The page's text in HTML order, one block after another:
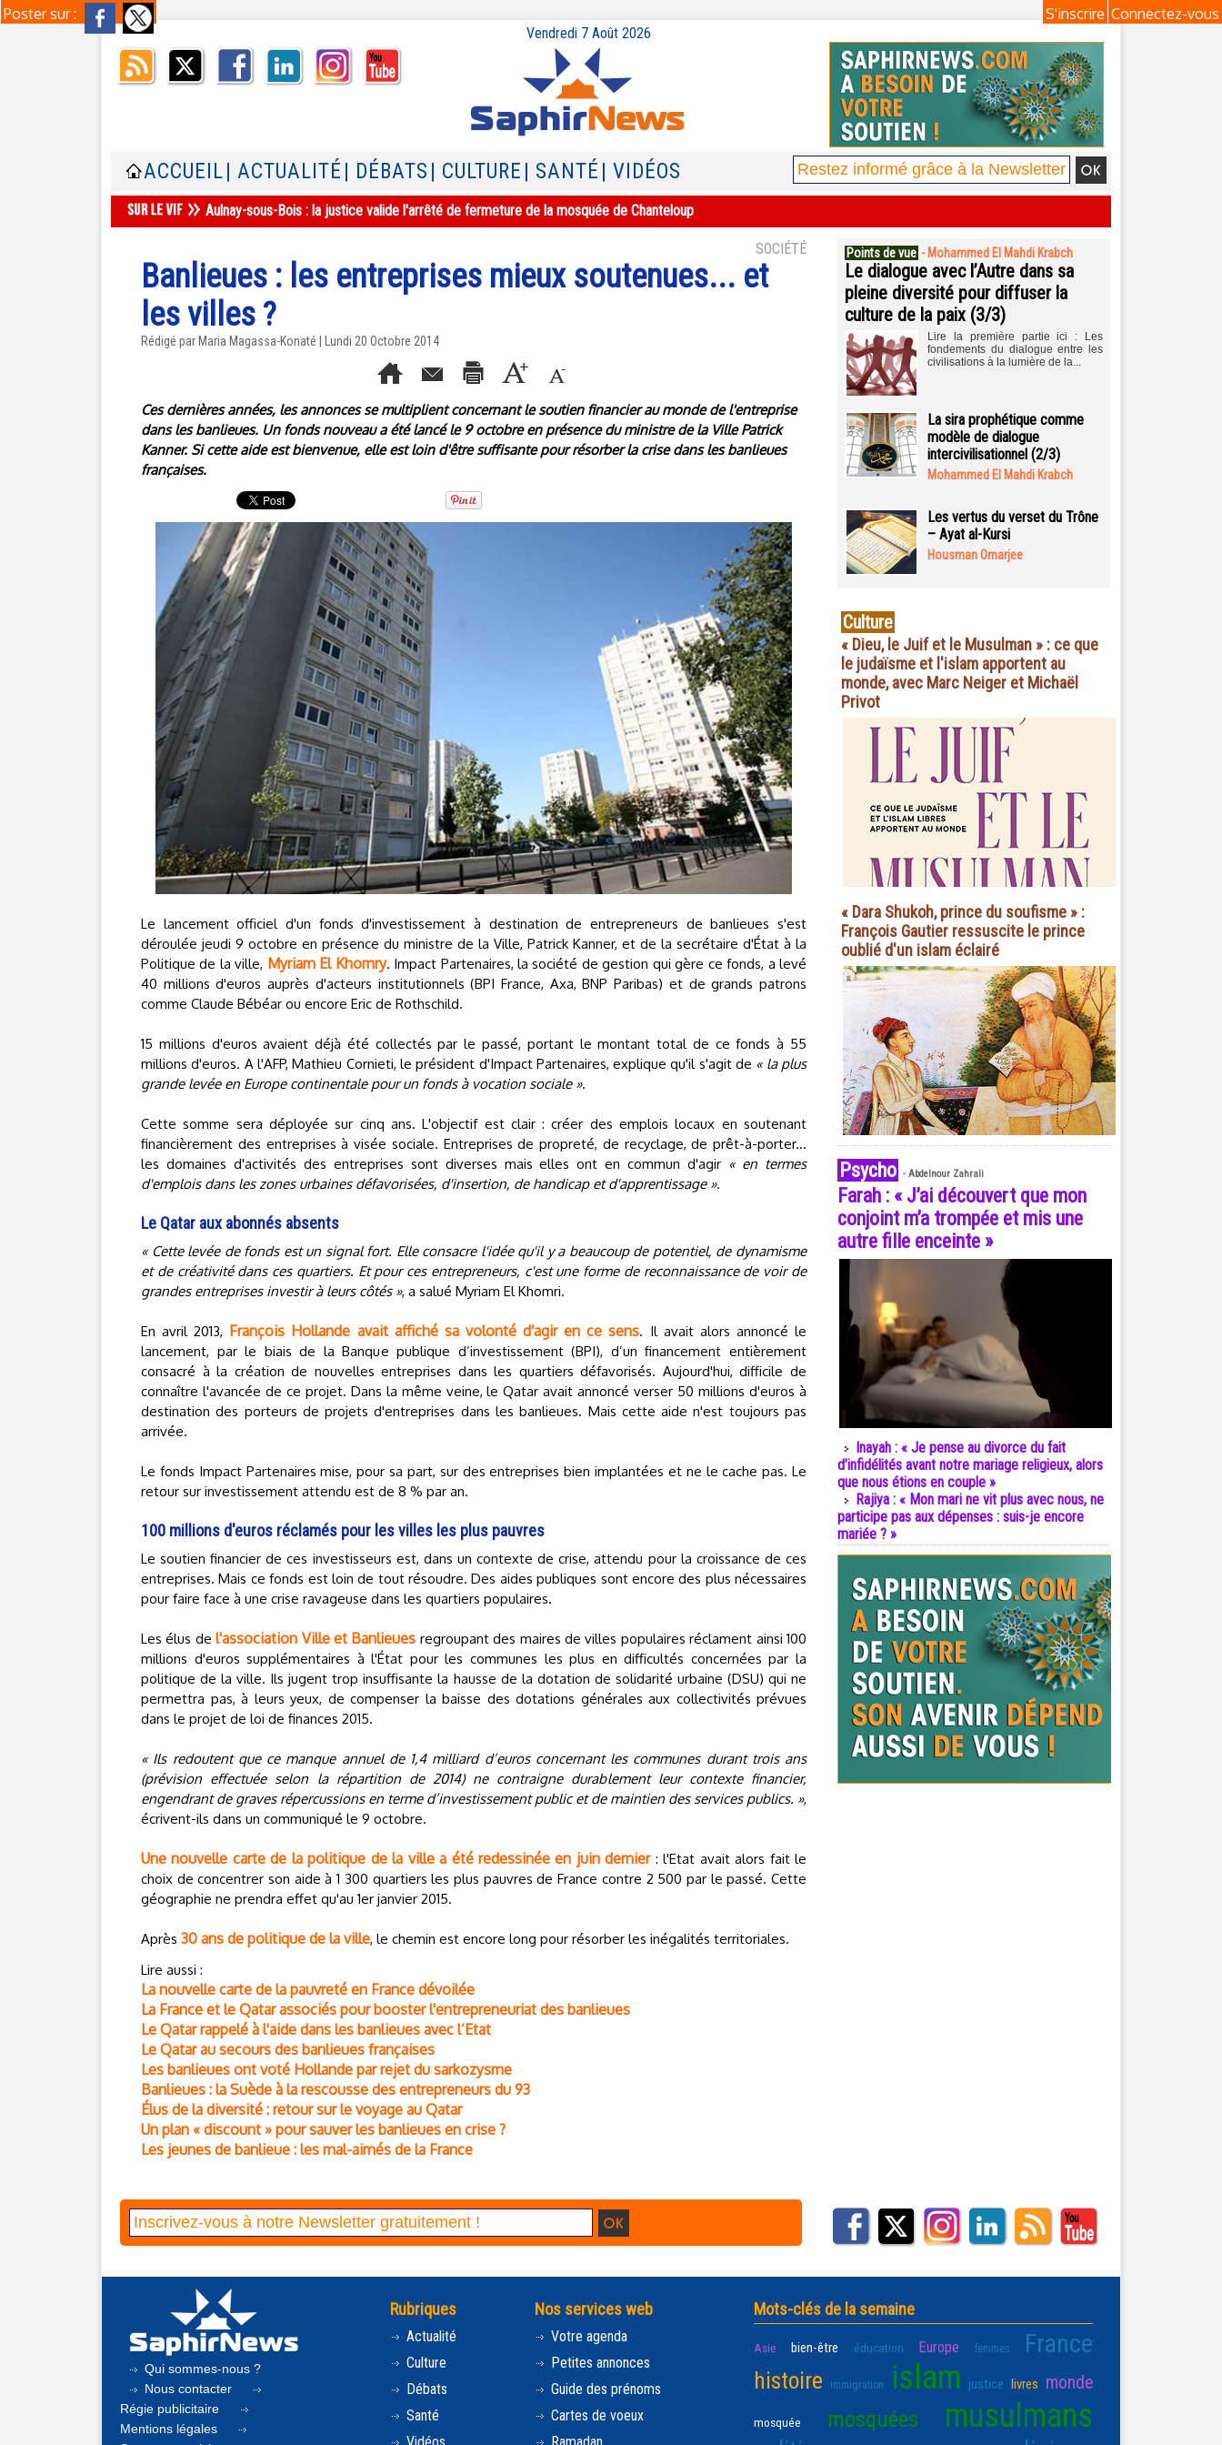
Poster sur : Connectez-vous
S'inscrire
Vendredi 7 Août 2026
ACCUEIL | ACTUALITÉ | DÉBATS | CULTURE | SANTÉ | VIDÉOS
Aulnay-sous-Bois : la justice valide l'arrêté de fermeture de la mosquée de Chanteloup
SOCIÉTÉ
Banlieues : les entreprises mieux soutenues... et
les villes ?
Rédigé par Maria Magassa-Konaté | Lundi 20 Octobre 2014
Ces dernières années, les annonces se multiplient concernant le soutien financier au monde de l'entreprise
dans les banlieues. Un fonds nouveau a été lancé le 9 octobre en présence du ministre de la Ville Patrick
Kanner. Si cette aide est bienvenue, elle est loin d'être suffisante pour résorber la crise dans les banlieues
françaises.
Le lancement officiel d'un fonds d'investissement à destination de entrepreneurs de banlieues s'est
déroulée jeudi 9 octobre en présence du ministre de la Ville, Patrick Kanner, et de la secrétaire d'État à la
Politique de la ville, Myriam El Khomry. Impact Partenaires, la société de gestion qui gère ce fonds, a levé
40 millions d'euros auprès d'acteurs institutionnels (BPI France, Axa, BNP Paribas) et de grands patrons
comme Claude Bébéar ou encore Eric de Rothschild.
15 millions d'euros avaient déjà été collectés par le passé, portant le montant total de ce fonds à 55
millions d'euros. A l'AFP, Mathieu Cornieti, le président d'Impact Partenaires, explique qu'il s'agit de « la plus
grande levée en Europe continentale pour un fonds à vocation sociale ».
Cette somme sera déployée sur cinq ans. L'objectif est clair : créer des emplois locaux en soutenant
financièrement des entreprises à visée sociale. Entreprises de propreté, de recyclage, de prêt-à-porter...
les domaines d'activités des entreprises sont diverses mais elles ont en commun d'agir « en termes
d'emplois dans les zones urbaines défavorisées, d'insertion, de handicap et d'apprentissage ».
Le Qatar aux abonnés absents
« Cette levée de fonds est un signal fort. Elle consacre l'idée qu'il y a beaucoup de potentiel, de dynamisme
et de créativité dans ces quartiers. Et pour ces entrepreneurs, c'est une forme de reconnaissance de voir de
grandes entreprises investir à leurs côtés », a salué Myriam El Khomri.
En avril 2013, François Hollande avait affiché sa volonté d'agir en ce sens. Il avait alors annoncé le
lancement, par le biais de la Banque publique d’investissement (BPI), d’un financement entièrement
consacré à la création de nouvelles entreprises dans les quartiers défavorisés. Aujourd'hui, difficile de
connaître l'avancée de ce projet. Dans la même veine, le Qatar avait annoncé verser 50 millions d'euros à
destination des porteurs de projets d'entreprises dans les banlieues. Mais cette aide n'est toujours pas
arrivée.
Le fonds Impact Partenaires mise, pour sa part, sur des entreprises bien implantées et ne le cache pas. Le
retour sur investissement attendu est de 8 % par an.
100 millions d'euros réclamés pour les villes les plus pauvres
Le soutien financier de ces investisseurs est, dans un contexte de crise, attendu pour la croissance de ces
entreprises. Mais ce fonds est loin de tout résoudre. Des aides publiques sont encore des plus nécessaires
pour faire face à une crise ravageuse dans les quartiers populaires.
Les élus del'association Ville et Banlieues regroupant des maires de villes populaires réclament ainsi 100
millions d'euros supplémentaires à l'État pour les communes les plus en difficultés concernées par la
politique de la ville. Ils jugent trop insuffisante la hausse de la dotation de solidarité urbaine (DSU) qui ne
permettra pas, à leurs yeux, de compenser la baisse des dotations générales aux collectivités prévues
dans le projet de loi de finances 2015.
« Ils redoutent que ce manque annuel de 1,4 milliard d’euros concernant les communes durant trois ans
(prévision effectuée selon la répartition de 2014) ne contraigne durablement leur contexte financier,
engendrant de graves répercussions en terme d’investissement public et de maintien des services publics. »,
écrivent-ils dans un communiqué le 9 octobre.
Une nouvelle carte de la politique de la ville a été redessinée en juin dernier: l'Etat avait alors fait le
choix de concentrer son aide à 1 300 quartiers les plus pauvres de France contre 2 500 par le passé. Cette
géographie ne prendra effet qu'au 1er janvier 2015.
Après 30 ans de politique de la ville, le chemin est encore long pour résorber les inégalités territoriales.
Lire aussi :
La nouvelle carte de la pauvreté en France dévoilée
La France et le Qatar associés pour booster l'entrepreneuriat des banlieues
Le Qatar rappelé à l'aide dans les banlieues avec l’Etat
Le Qatar au secours des banlieues françaises
Les banlieues ont voté Hollande par rejet du sarkozysme
Banlieues : la Suède à la rescousse des entrepreneurs du 93
Élus de la diversité : retour sur le voyage au Qatar
Un plan « discount » pour sauver les banlieues en crise ?
Les jeunes de banlieue : les mal-aimés de la France
Points de vue - Mohammed El Mahdi Krabch
Le dialogue avec l’Autre dans sa
pleine diversité pour diffuser la
culture de la paix (3/3)
Lire la première partie ici : Les
fondements du dialogue entre les
civilisations à la lumière de la...
La sira prophétique comme
modèle de dialogue
intercivilisationnel (2/3)
Mohammed El Mahdi Krabch
Les vertus du verset du Trône
– Ayat al-Kursi
Housman Omarjee
Culture
« Dieu, le Juif et le Musulman » : ce que
le judaïsme et l'islam apportent au
monde, avec Marc Neiger et Michaël
Privot
« Dara Shukoh, prince du soufisme » :
François Gautier ressuscite le prince
oublié d'un islam éclairé
Psycho - Abdelnour Zahrali
Farah : « J’ai découvert que mon
conjoint m’a trompée et mis une
autre fille enceinte »
Inayah : « Je pense au divorce du fait
d’infidélités avant notre mariage religieux, alors
que nous étions en couple »
Rajiya : « Mon mari ne vit plus avec nous, ne
participe pas aux dépenses : suis-je encore
mariée ? »
Qui sommes-nous ?
Nous contacter
Régie publicitaire
Mentions légales
Rubriques
Actualité
Culture
Débats
Santé
Nos services web
Votre agenda
Petites annonces
Guide des prénoms
Cartes de voeux
Mots-clés de la semaine
Asie bien-être éducation Europe femmes France
histoire immigration islam justice livres monde
mosquée mosquées musulmans